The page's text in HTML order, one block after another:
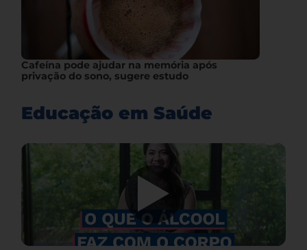
Cafeína pode ajudar na memória após
privação do sono, sugere estudo
Educação em Saúde